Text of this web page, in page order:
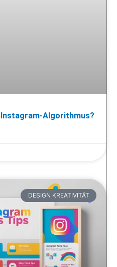
Algorithmus?
DESIGN KREATIVITÄT